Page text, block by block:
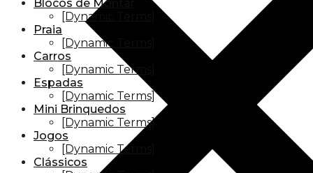
Blocos de Montar
[Dynamic Terms]
Praia
[Dynamic Terms]
Carros
[Dynamic Terms]
Espadas
[Dynamic Terms]
Mini Brinquedos
[Dynamic Terms]
Jogos
[Dynamic Terms]
Clássicos